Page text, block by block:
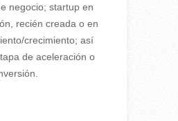
negocio; startup en
recién creada o en
crecimiento; así
de aceleración o